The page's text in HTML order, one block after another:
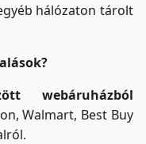
hálózaton tárolt
webáruházból
Walmart, Best Buy